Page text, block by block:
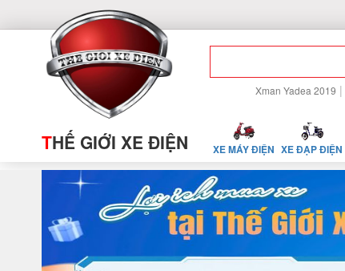
THẾ GIỚI XE ĐIỆN
Xman Yadea 2019 |
XE MÁY ĐIỆN XE ĐẠP ĐIỆN